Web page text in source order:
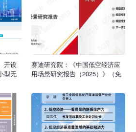
开设
型无
行场
赛迪研究院：《中国低空经济应
用场景研究报告（2025）》（免